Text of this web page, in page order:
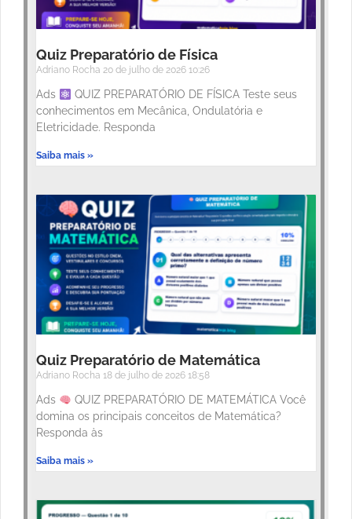
Quiz Preparatório de Física
Adriano Rocha 20 de julho de 2026 10:26
Ads
QUIZ PREPARATÓRIO DE FÍSICA Teste seus
conhecimentos em Mecânica, Ondulatória e
Eletricidade. Responda
Saiba mais »
Quiz Preparatório de Matemática
Adriano Rocha 18 de julho de 2026 18:58
Ads
QUIZ PREPARATÓRIO DE MATEMÁTICA Você
domina os principais conceitos de Matemática?
Responda às
Saiba mais »